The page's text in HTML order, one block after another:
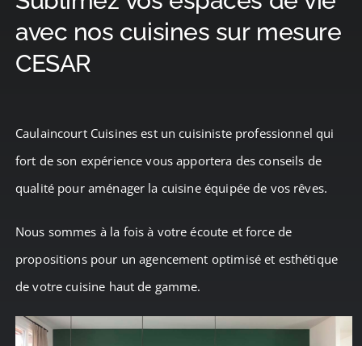
CESAR
Blog
Contact
avec nos cuisines sur mesure
CESAR
Caulaincourt Cuisines est un cuisiniste professionnel qui
fort de son expérience vous apportera des conseils de
qualité pour aménager la cuisine équipée de vos rêves.
Nous sommes à la fois à votre écoute et force de
propositions pour un agencement optimisé et esthétique
de votre cuisine haut de gamme.